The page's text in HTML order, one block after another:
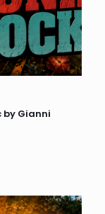
by Gianni